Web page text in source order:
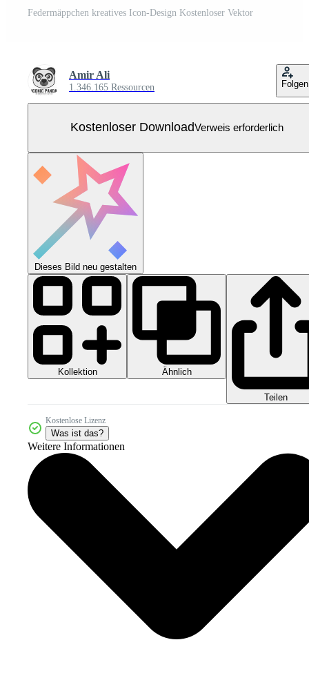
Federmäppchen kreatives Icon-Design Kostenloser Vektor
Amir Ali
1.346.165 Ressourcen Folgen
Kostenloser DownloadVerweis erforderlich
Dieses Bild neu gestalten
Kollektion Ähnlich
Teilen
Kostenlose Lizenz
Was ist das?
Weitere Informationen